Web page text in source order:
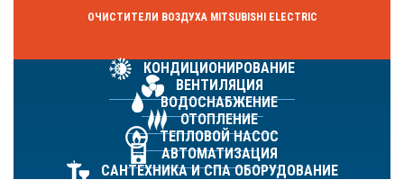
ОЧИСТИТЕЛИ ВОЗДУХА MITSUBISHI ELECTRIC
КОНДИЦИОНИРОВАНИЕ
ВЕНТИЛЯЦИЯ
ВОДОСНАБЖЕНИЕ
ОТОПЛЕНИЕ
ТЕПЛОВОЙ НАСОС
АВТОМАТИЗАЦИЯ
САНТЕХНИКА И СПА ОБОРУДОВАНИЕ